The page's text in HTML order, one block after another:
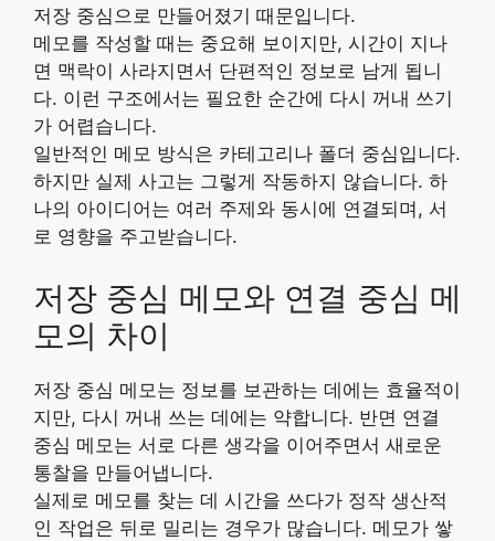
저장 중심으로 만들어졌기 때문입니다.
메모를 작성할 때는 중요해 보이지만, 시간이 지나
면 맥락이 사라지면서 단편적인 정보로 남게 됩니
다. 이런 구조에서는 필요한 순간에 다시 꺼내 쓰기
가 어렵습니다.
일반적인 메모 방식은 카테고리나 폴더 중심입니다.
하지만 실제 사고는 그렇게 작동하지 않습니다. 하
나의 아이디어는 여러 주제와 동시에 연결되며, 서
로 영향을 주고받습니다.
저장 중심 메모와 연결 중심 메
모의 차이
저장 중심 메모는 정보를 보관하는 데에는 효율적이
지만, 다시 꺼내 쓰는 데에는 약합니다. 반면 연결
중심 메모는 서로 다른 생각을 이어주면서 새로운
통찰을 만들어냅니다.
실제로 메모를 찾는 데 시간을 쓰다가 정작 생산적
인 작업은 뒤로 밀리는 경우가 많습니다. 메모가 쌓